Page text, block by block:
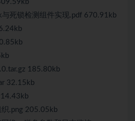
死锁检测组件实现.pdf 670.91kb
185.80kb
32.15kb
.png 205.05kb